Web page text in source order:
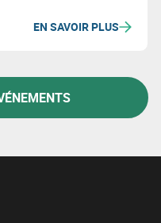
et en plus,
EN SAVOIR PLUS